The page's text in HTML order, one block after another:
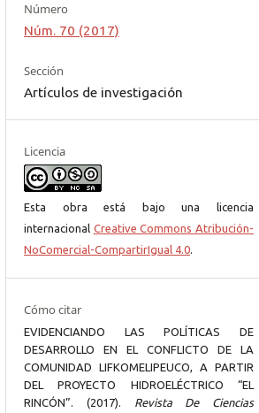
Número
Núm. 70 (2017)
Sección
Artículos de investigación
Licencia
Esta obra está bajo una licencia
internacional Creative Commons Atribución-
NoComercial-CompartirIgual 4.0.
Cómo citar
EVIDENCIANDO LAS POLÍTICAS DE
DESARROLLO EN EL CONFLICTO DE LA
COMUNIDAD LIFKOMELIPEUCO, A PARTIR
DEL PROYECTO HIDROELÉCTRICO “EL
RINCÓN”. (2017).
Revista De Ciencias